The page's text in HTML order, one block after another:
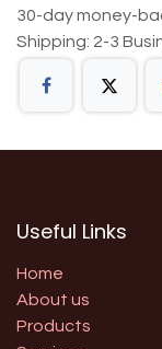
30-day money-
Shipping: 2-3
Useful Links
Home
About us
Products